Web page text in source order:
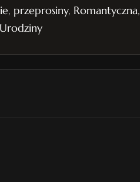
, przeprosiny, Romantyczna,
Urodziny